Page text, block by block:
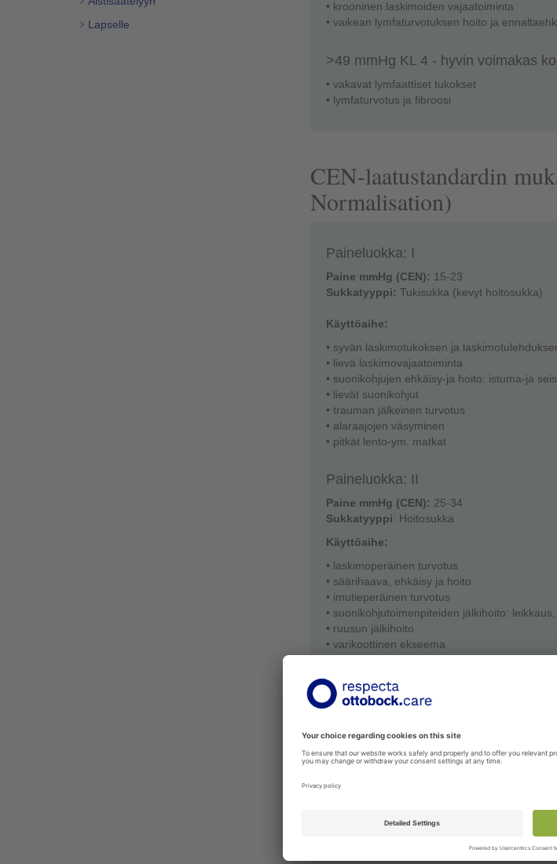
Lapselle
• krooninen laskimoiden vajaatoiminta
• vaikean lymfaturvotuksen hoito ja
>49 mmHg KL 4 - hyvin voimakas
• vakavat lymfaattiset tukokset
• lymfaturvotus ja fibroosi
CEN-laatustandardin
Normalisation)
Paineluokka: I
Paine mmHg (CEN): 15-23
Sukkatyyppi: Tukisukka (kevyt hoitosukka)
Käyttöaihe:
• syvän laskimotukoksen ja
• lievä laskimovajaatoiminta
• suonikohjujen ehkäisy-ja hoito: istuma-ja
• lievät suonikohjut
• trauman jälkeinen turvotus
• alaraajojen väsyminen
• pitkät lento-ym. matkat
Paineluokka: II
Paine mmHg (CEN): 25-34
Sukkatyyppi: Hoitosukka
Käyttöaihe:
• laskimoperäinen turvotus
• säärihaava, ehkäisy ja hoito
• imutieperäinen turvotus
• suonikohjutoimenpiteiden jälkihoito:
• ruusun jälkihoito
• varikoottinen ekseema
Paineluokka: III
Paine mmHg (CEN):35-49
Käyttöaihe:
• säärihaava
Paineluokka: IV